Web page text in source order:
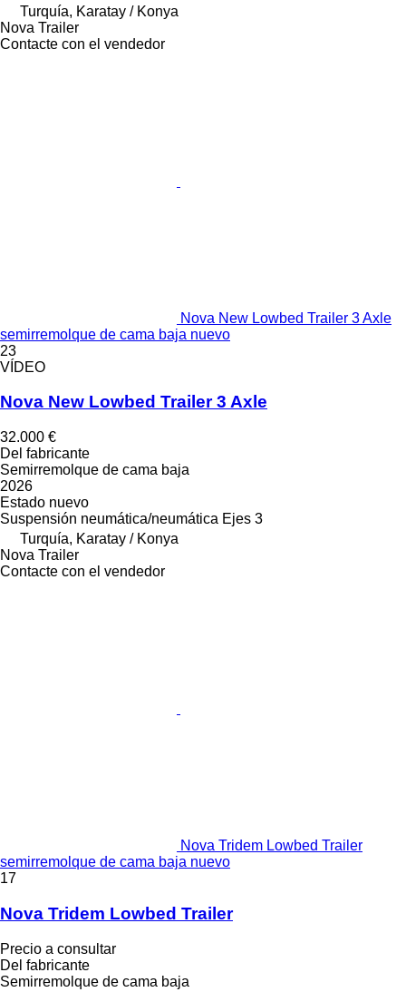
Turquía, Karatay / Konya
Nova Trailer
Contacte con el vendedor
Nova New Lowbed Trailer 3 Axle
semirremolque de cama baja nuevo
23
VÍDEO
Nova New Lowbed Trailer 3 Axle
32.000 €
Del fabricante
Semirremolque de cama baja
2026
Estado nuevo
Suspensión neumática/neumática Ejes 3
Turquía, Karatay / Konya
Nova Trailer
Contacte con el vendedor
Nova Tridem Lowbed Trailer
semirremolque de cama baja nuevo
17
Nova Tridem Lowbed Trailer
Precio a consultar
Del fabricante
Semirremolque de cama baja